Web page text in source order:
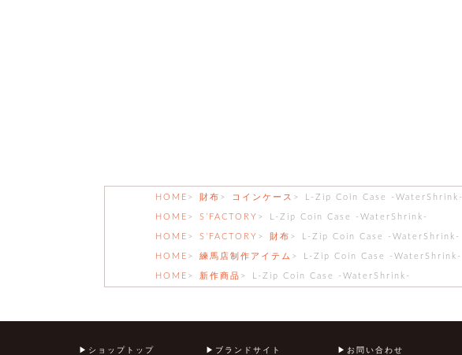
HOME 財布 コインケース L-Zip Coin Case -WaterShrink-
HOME S’FACTORY L-Zip Coin Case -WaterShrink-
HOME S’FACTORY 財布 L-Zip Coin Case -WaterShrink-
HOME 練馬店制作アイテム L-Zip Coin Case -WaterShrink-
HOME 新作商品 L-Zip Coin Case -WaterShrink-
ショップトップ ブランドサイト お問い合わせ